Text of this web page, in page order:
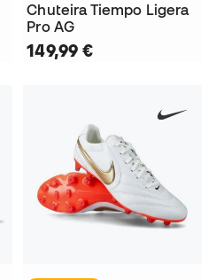
Chuteira Tiempo Ligera
Pro AG
149,99 €